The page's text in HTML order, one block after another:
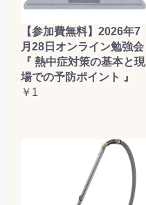
【参加費無料】2026年7
月28日オンライン勉強会
『 熱中症対策の基本と現
場での予防ポイント 』
￥1